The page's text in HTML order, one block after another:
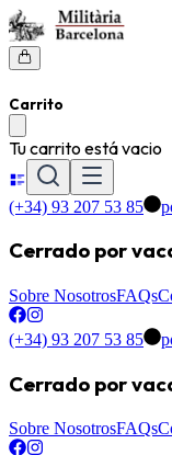
Carrito
Tu carrito está vacio
(+34) 93 207 53 85
Cerrado por
Sobre NosotrosFAQs
(+34) 93 207 53 85
Cerrado por
Sobre NosotrosFAQs